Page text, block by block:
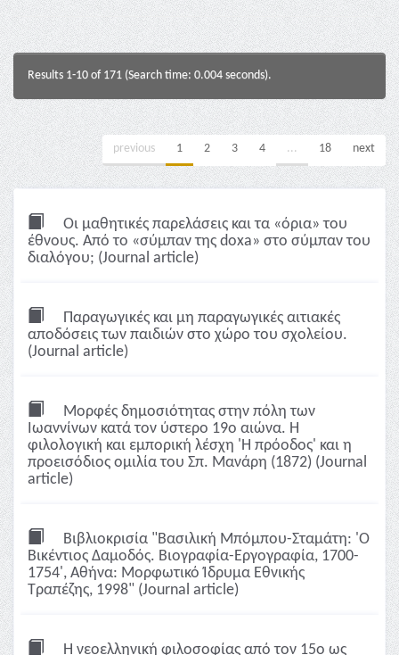
Results 1-10 of 171 (Search time: 0.004 seconds).
previous 1 2 3 4 ... 18 next
Οι μαθητικές παρελάσεις και τα «όρια» του
έθνους. Από το «σύμπαν της doxa» στο σύμπαν του
διαλόγου; (Journal article)
Παραγωγικές και μη παραγωγικές αιτιακές
αποδόσεις των παιδιών στο χώρο του σχολείου.
(Journal article)
Μορφές δημοσιότητας στην πόλη των
Ιωαννίνων κατά τον ύστερο 19ο αιώνα. Η
φιλολογική και εμπορική λέσχη 'Η πρόοδος' και η
προεισόδιος ομιλία του Σπ. Μανάρη (1872) (Journal
article)
Βιβλιοκρισία "Βασιλική Μπόμπου-Σταμάτη: 'Ο
Βικέντιος Δαμοδός. Βιογραφία-Εργογραφία, 1700-
1754', Αθήνα: Μορφωτικό Ίδρυμα Εθνικής
Τραπέζης, 1998" (Journal article)
Η νεοελληνική φιλοσοφίας από τον 15ο ως